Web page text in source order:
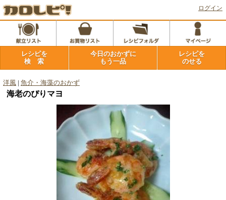
ログイン
レシピを
検 索
今日のおかずに
もう一品
レシピを
のせる
洋風 魚介・海藻のおかず
海老のぴりマヨ